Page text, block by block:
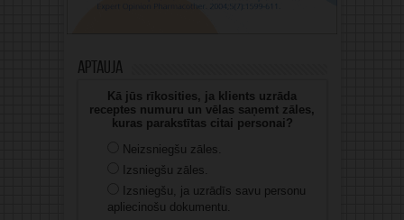
Aptauja
Kā jūs rīkosities, ja klients uzrāda
receptes numuru un vēlas saņemt zāles,
kuras parakstītas citai personai?
Neizsniegšu zāles.
Izsniegšu zāles.
Izsniegšu, ja uzrādīs savu personu
apliecinošu dokumentu.